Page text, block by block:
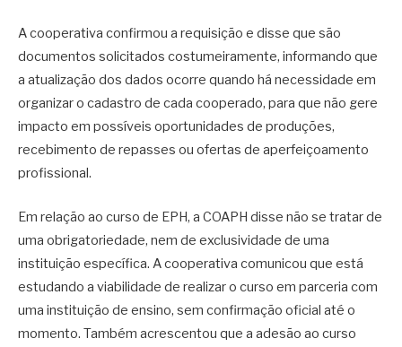
A cooperativa confirmou a requisição e disse que são
documentos solicitados costumeiramente, informando que
a atualização dos dados ocorre quando há necessidade em
organizar o cadastro de cada cooperado, para que não gere
impacto em possíveis oportunidades de produções,
recebimento de repasses ou ofertas de aperfeiçoamento
profissional.
Em relação ao curso de EPH, a COAPH disse não se tratar de
uma obrigatoriedade, nem de exclusividade de uma
instituição específica. A cooperativa comunicou que está
estudando a viabilidade de realizar o curso em parceria com
uma instituição de ensino, sem confirmação oficial até o
momento. Também acrescentou que a adesão ao curso